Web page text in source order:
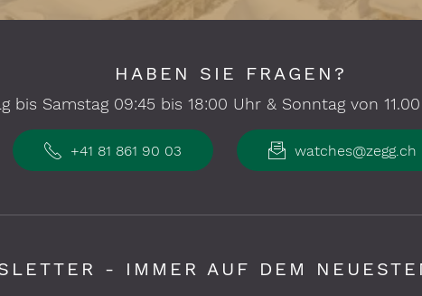
HABEN SIE FRAGEN?
bis Samstag 09:45 bis 18:00 Uhr & Sonntag von
+41 81 861 90 03 watches@zegg.ch
- IMMER AUF DEM